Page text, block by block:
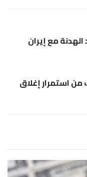
مع إيران
استمرار إغلاق